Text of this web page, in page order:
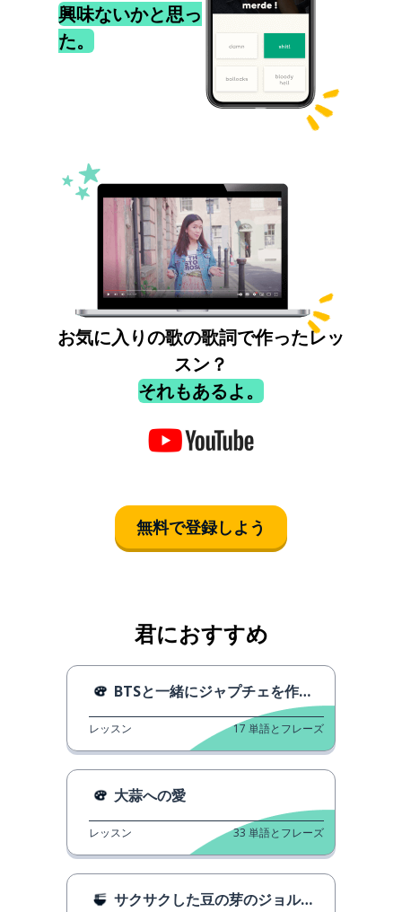
興味ないかと思っ
た。
お気に入りの歌の歌詞で作ったレッ
スン？
それもあるよ。
無料で登録しよう
君におすすめ
BTSと一緒にジャプチェを作りましょう！
レッスン 17 単語とフレーズ
大蒜への愛
レッスン 33 単語とフレーズ
サクサクした豆の芽のジョルミョン